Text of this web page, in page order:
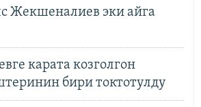
Жекшеналиев эки айга
карата козголгон
бири токтотулду